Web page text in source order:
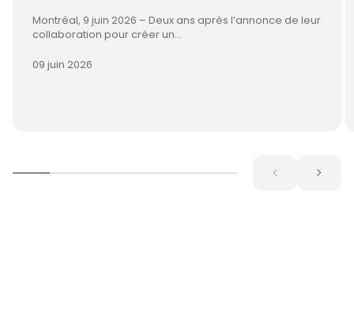
Montréal, 9 juin 2026 – Deux ans après l’annonce de leur
collaboration pour créer un...
09 juin 2026